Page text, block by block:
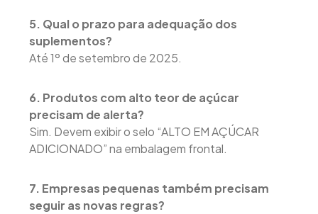
5. Qual o prazo para adequação dos
suplementos?
Até 1º de setembro de 2025.
6. Produtos com alto teor de açúcar
precisam de alerta?
Sim. Devem exibir o selo “ALTO EM AÇÚCAR
ADICIONADO” na embalagem frontal.
7. Empresas pequenas também precisam
seguir as novas regras?